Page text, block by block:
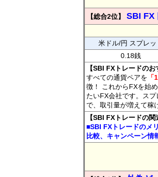
【総合2位】 SBI FX
米ドル/円 スプレッ
0.18銭
【SBI FXトレードのお
すべての通貨ペアを
徴！ これからFXを始
たいFX会社です。ス
で、取引量が増えて稼
【SBI FXトレードの関
■SBI FXトレードのメ
比較、キャンペーン情